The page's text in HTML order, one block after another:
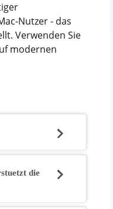
Nutzer - das
Verwenden Sie
modernen
die